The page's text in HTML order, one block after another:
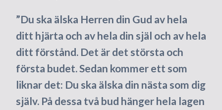
”Du ska älska Herren din Gud av hela
ditt hjärta och av hela din själ och av hela
ditt förstånd. Det är det största och
första budet. Sedan kommer ett som
liknar det: Du ska älska din nästa som dig
själv. På dessa två bud hänger hela lagen